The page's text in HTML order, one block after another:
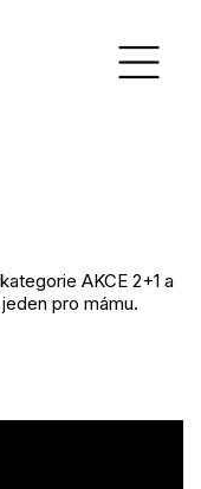
AKCE 2+1 a
pro mámu.